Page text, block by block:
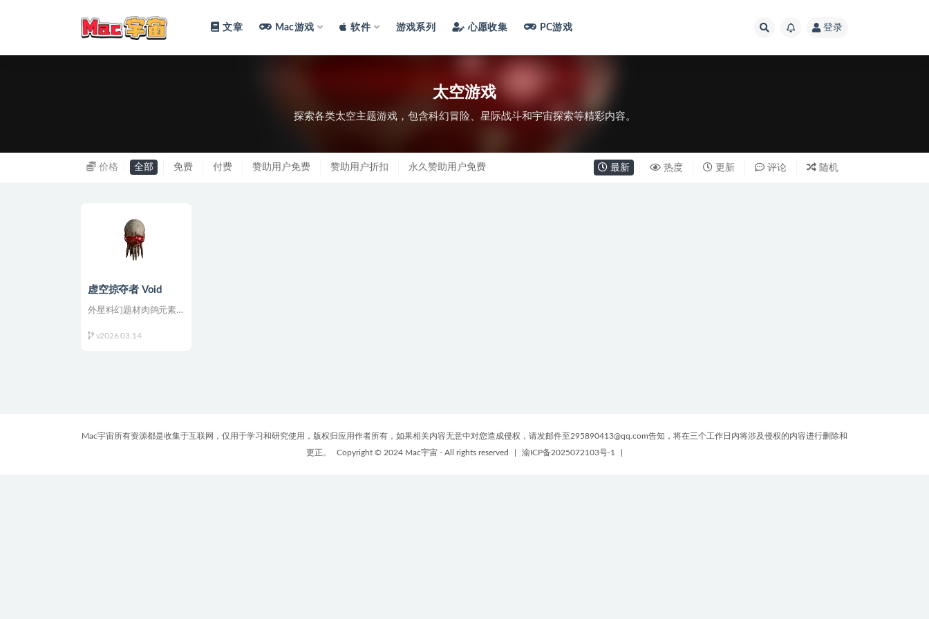
文章 Mac游戏 软件 游戏系列 心愿收集 PC游戏 登录
太空游戏
探索各类太空主题游戏，包含科幻冒险、星际战斗和宇宙探索等精彩内容。
价格 全部 免费 付费 赞助用户免费 赞助用户折扣 永久赞助用户免费 最新 热度 更新 评论 随机
虚空掠夺者 Void
v2026.03.14 英文原外星科幻题材肉鸽元素回合战略游戏
v2026.03.14
Mac宇宙所有资源都是收集于互联网，仅用于学习和研究使用，版权归应用作者所有，如果相关内容无意中对您造成侵权，请发邮件至295890413@qq.com告知，将在三个工作日内将涉及侵权的内容进行删除和
更正。
Copyright © 2024 Mac宇宙 - All rights reserved 渝ICP备2025072103号-1